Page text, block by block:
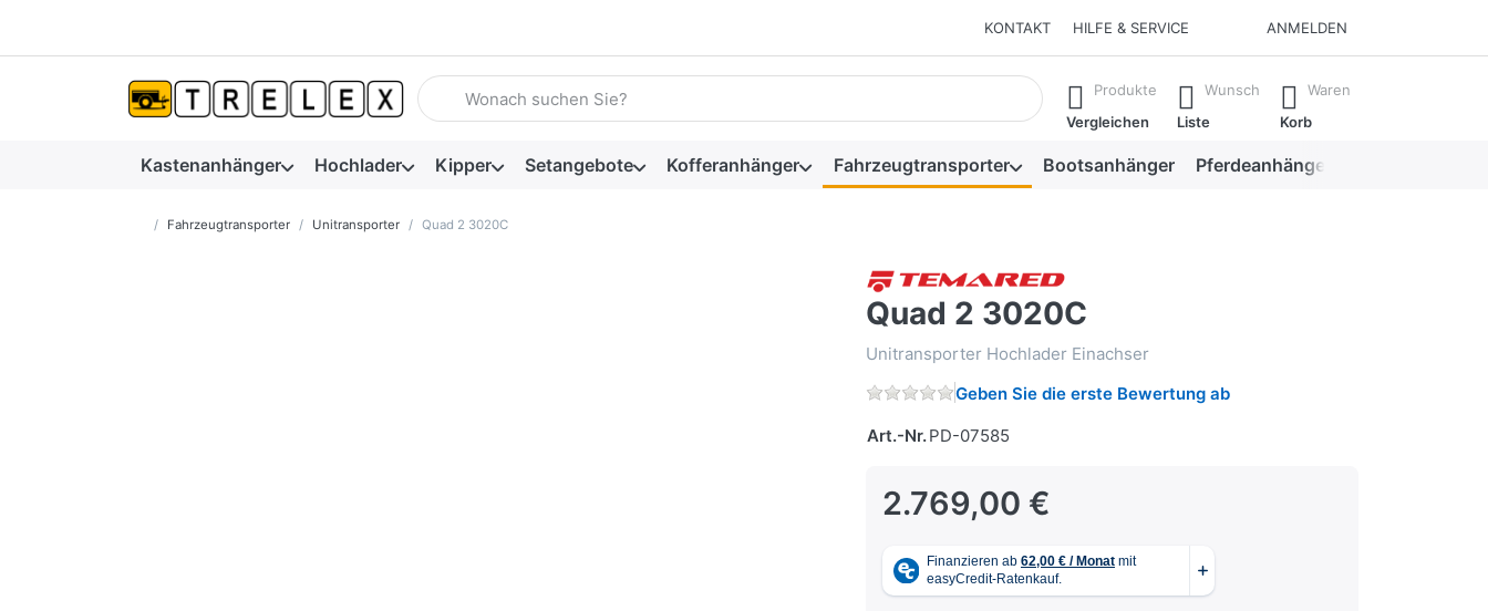
KONTAKT HILFE & SERVICE ANMELDEN
Geben Sie einen Suchbegriff ein. Während Sie tippen, erscheinen automatisch erste Ergebnisse. Drücken Sie die Eingabetaste, um alle
Produkte
Vergleichen
Wunsch
Liste
Waren
Korb
Kastenanhänger Hochlader Kipper Setangebote Kofferanhänger Fahrzeugtransporter Bootsanhänger Pferdeanhänger
Startseite
Fahrzeugtransporter Unitransporter Quad 2 3020C
Quad 2 3020C
Unitransporter Hochlader Einachser
Geben Sie die erste Bewertung ab
Art.-Nr.PD-07585
2.769,00 €